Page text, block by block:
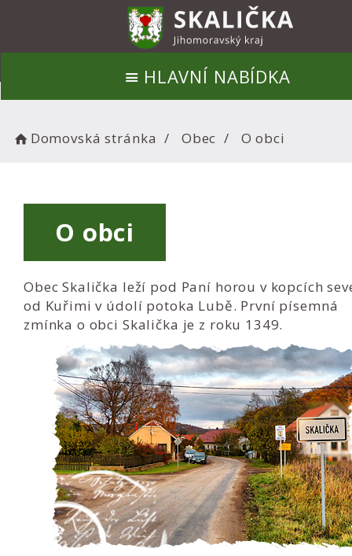
HLAVNÍ NABÍDKA
Domovská stránka Obec O obci
O obci
Obec Skalička leží pod Paní horou v kopcích
od Kuřimi v údolí potoka Lubě. První písemná
zmínka o obci Skalička je z roku 1349.